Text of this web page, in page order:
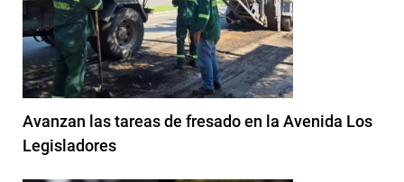
Avanzan las tareas de fresado en la Avenida Los
Legisladores